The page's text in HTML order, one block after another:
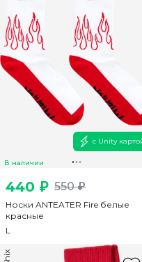
В наличии
с Unity
440 ₽ 550 ₽
Носки ANTEATER Fire белые
красные
L